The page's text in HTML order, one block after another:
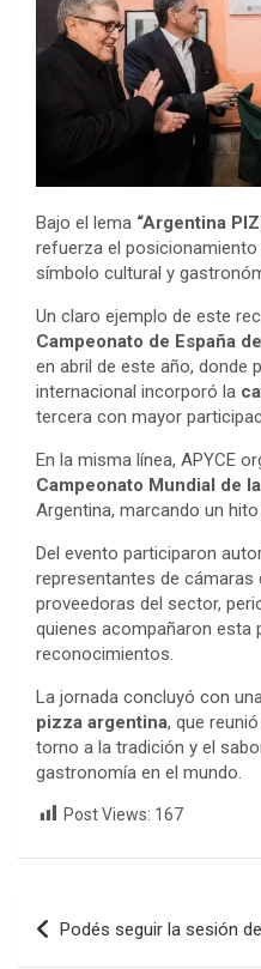
Bajo el lema “Argentina
refuerza el
símbolo cultural y
Un claro ejemplo de este
Campeonato de España
en abril de este año, donde
internacional incorporó la
tercera con mayor
En la misma línea, APYCE
Campeonato Mundial de
Argentina, marcando un
Del evento participaron
representantes de cámaras
proveedoras del sector,
quienes acompañaron esta
reconocimientos.
La jornada concluyó con
pizza argentina, que
torno a la tradición y el
gastronomía en el mundo.
Post Views: 167
Navegación
de
Podés seguir la sesión